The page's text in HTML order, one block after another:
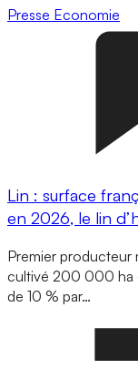
Presse Economie
Lin : surface
en 2026, le lin
Premier producteur
cultivé 200 000 ha
de 10 % par…